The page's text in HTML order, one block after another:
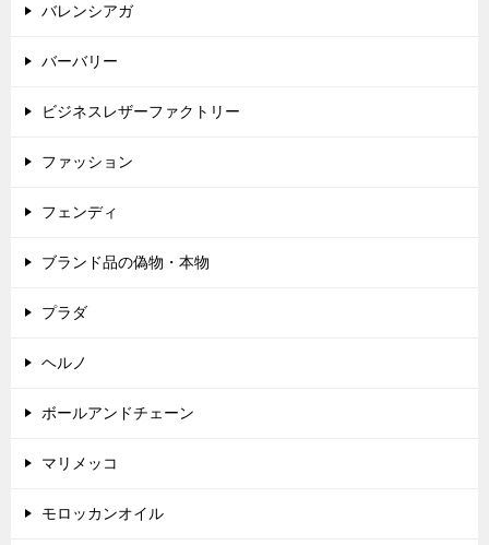
バレンシアガ
バーバリー
ビジネスレザーファクトリー
ファッション
フェンディ
ブランド品の偽物・本物
プラダ
ヘルノ
ボールアンドチェーン
マリメッコ
モロッカンオイル